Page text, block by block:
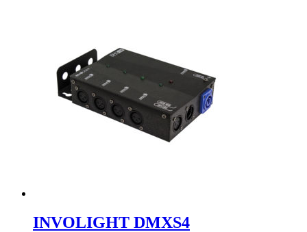
INVOLIGHT DMXS4